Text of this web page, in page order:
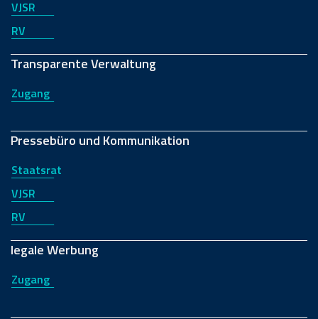
VJSR
RV
Transparente Verwaltung
Zugang
Pressebüro und Kommunikation
Staatsrat
VJSR
RV
legale Werbung
Zugang